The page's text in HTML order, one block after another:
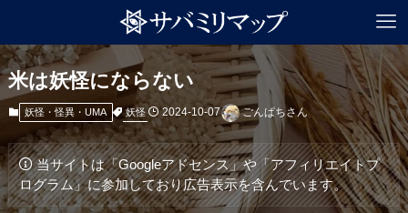
米は妖怪にならない
妖怪・怪異・UMA 妖怪 2024-10-07 ごんぱちさん
当サイトは「Googleアドセンス」や「アフィリエイトプ
ログラム」に参加しており広告表示を含んでいます。